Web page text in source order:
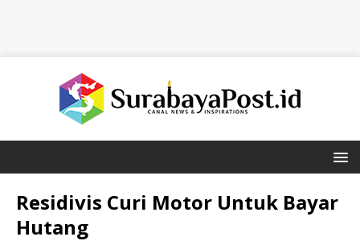
Residivis Curi Motor Untuk Bayar
Hutang